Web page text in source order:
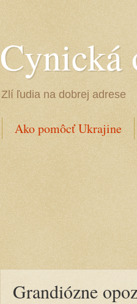
Cynická
Zlí ľudia na dobrej adrese
Ako pomôcť Ukrajine
Grandiózne